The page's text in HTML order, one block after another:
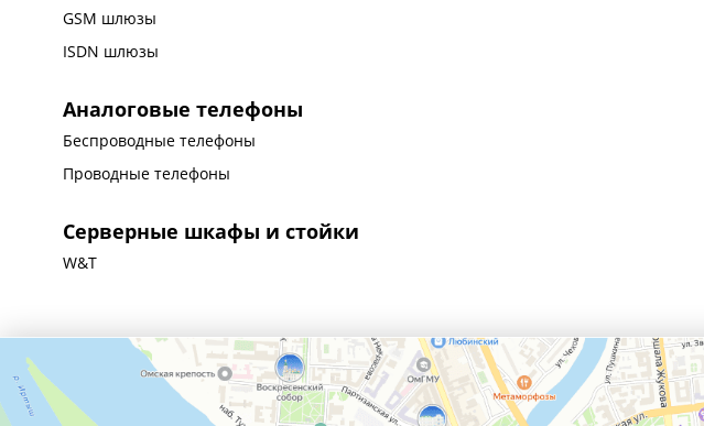
GSM шлюзы
ISDN шлюзы
Аналоговые телефоны
Беспроводные телефоны
Проводные телефоны
Серверные шкафы и стойки
W&T